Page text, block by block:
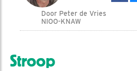
Door Peter de Vries
NIOO-KNAW
Stroop